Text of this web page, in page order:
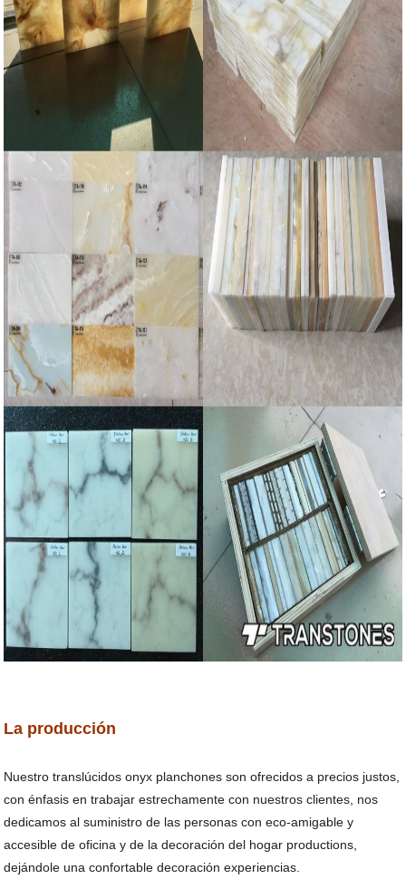
La producción
Nuestro translúcidos onyx planchones son ofrecidos a precios justos,
con énfasis en trabajar estrechamente con nuestros clientes, nos
dedicamos al suministro de las personas con eco-amigable y
accesible de oficina y de la decoración del hogar productions,
dejándole una confortable decoración experiencias.